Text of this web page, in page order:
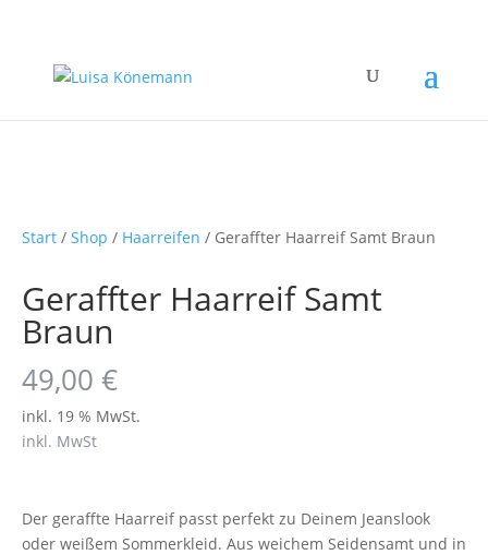
Start / Shop / Haarreifen / Geraffter Haarreif Samt Braun
Geraffter Haarreif Samt
Braun
49,00 €
inkl. 19 % MwSt.
inkl. MwSt
Der geraffte Haarreif passt perfekt zu Deinem Jeanslook
oder weißem Sommerkleid. Aus weichem Seidensamt und in